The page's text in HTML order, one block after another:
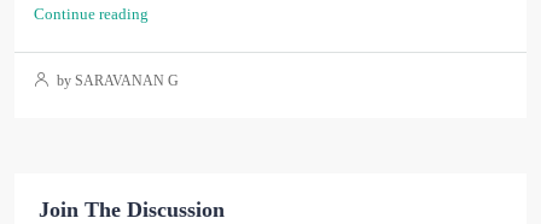
Continue reading
by SARAVANAN G
Join The Discussion